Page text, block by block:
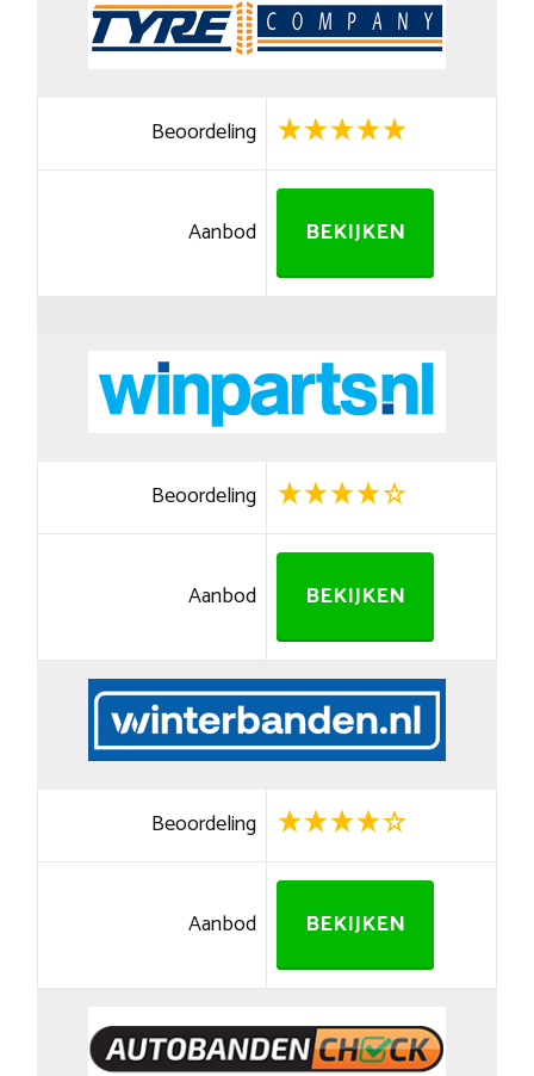
Beoordeling
Aanbod BEKIJKEN
Beoordeling
Aanbod BEKIJKEN
Beoordeling
Aanbod BEKIJKEN